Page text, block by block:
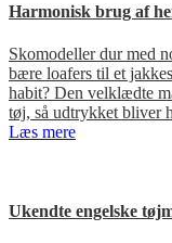
Harmonisk brug af
Skomodeller dur med
bære loafers til et
habit? Den velklædte
tøj, så udtrykket bliver
Læs mere
Ukendte engelske